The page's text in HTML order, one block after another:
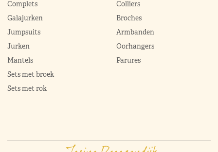
Complets
Galajurken
Jumpsuits
Jurken
Mantels
Sets met broek
Sets met rok
Colliers
Broches
Armbanden
Oorhangers
Parures